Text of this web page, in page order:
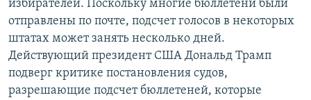
избирателей. Поскольку многие бюллетени были
отправлены по почте, подсчет голосов в некоторых
штатах может занять несколько дней.
Действующий президент США Дональд Трамп
подверг критике постановления судов,
разрешающие подсчет бюллетеней, которые